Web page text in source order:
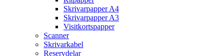
Skrivarpapper A4
Skrivarpapper A3
Visitkortspapper
Scanner
Skrivarkabel
Reservdelar